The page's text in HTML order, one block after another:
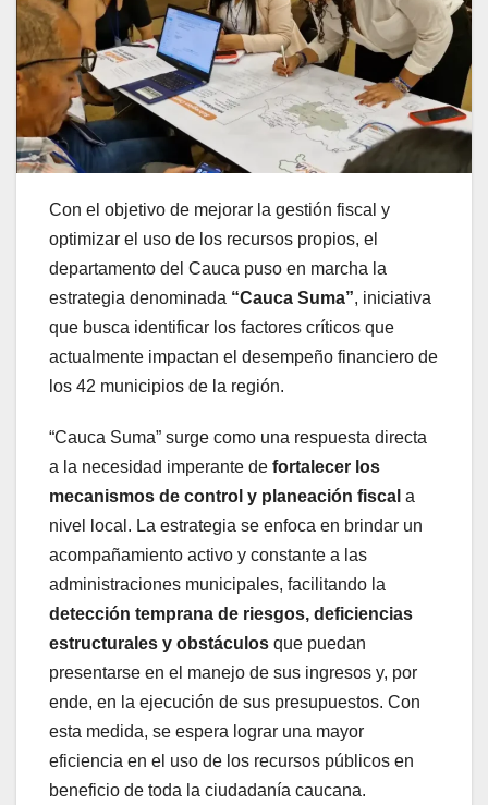
Con el objetivo de mejorar la gestión fiscal y
optimizar el uso de los recursos propios, el
departamento del Cauca puso en marcha la
estrategia denominada “Cauca Suma”, iniciativa
que busca identificar los factores críticos que
actualmente impactan el desempeño financiero de
los 42 municipios de la región.
“Cauca Suma” surge como una respuesta directa
a la necesidad imperante de fortalecer los
mecanismos de control y planeación fiscal a
nivel local. La estrategia se enfoca en brindar un
acompañamiento activo y constante a las
administraciones municipales, facilitando la
detección temprana de riesgos, deficiencias
estructurales y obstáculos que puedan
presentarse en el manejo de sus ingresos y, por
ende, en la ejecución de sus presupuestos. Con
esta medida, se espera lograr una mayor
eficiencia en el uso de los recursos públicos en
beneficio de toda la ciudadanía caucana.